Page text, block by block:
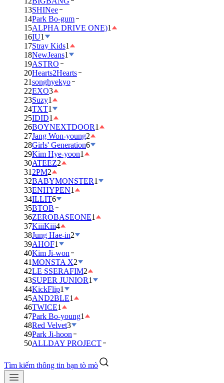
13SHINee
14Park Bo-gum
15ALPHA DRIVE ONE)1
16IU1
17Stray Kids1
18NewJeans1
19ASTRO
20Hearts2Hearts
21songhyekyo
22EXO3
23Suzy1
24TXT1
25IDID1
26BOYNEXTDOOR1
27Jang Won-young2
28Girls' Generation6
29Kim Hye-yoon1
30ATEEZ2
31 2PM2
32BABYMONSTER1
33ENHYPEN1
34ILLIT6
35BTOB
36ZEROBASEONE1
37KiiiKiii4
38Jung Hae-in2
39AHOF1
40Kim Ji-won
41MONSTA X2
42LE SSERAFIM2
43SUPER JUNIOR1
44KickFlip1
45AND2BLE1
46TWICE1
47Park Bo-young1
48Red Velvet3
49Park Ji-hoon
50ALLDAY PROJECT
Tìm kiếm thông tin bạn tò mò